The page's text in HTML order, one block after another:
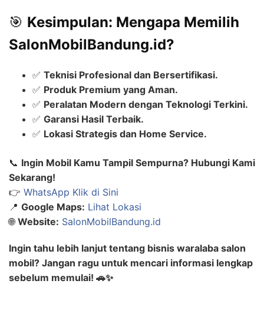
🎯 Kesimpulan: Mengapa Memilih
SalonMobilBandung.id?
✅ Teknisi Profesional dan Bersertifikasi.
✅ Produk Premium yang Aman.
✅ Peralatan Modern dengan Teknologi Terkini.
✅ Garansi Hasil Terbaik.
✅ Lokasi Strategis dan Home Service.
📞 Ingin Mobil Kamu Tampil Sempurna? Hubungi Kami
Sekarang!
👉 WhatsApp Klik di Sini
📍 Google Maps: Lihat Lokasi
🌐 Website: SalonMobilBandung.id
Ingin tahu lebih lanjut tentang bisnis waralaba salon
mobil? Jangan ragu untuk mencari informasi lengkap
sebelum memulai! 🚗✨